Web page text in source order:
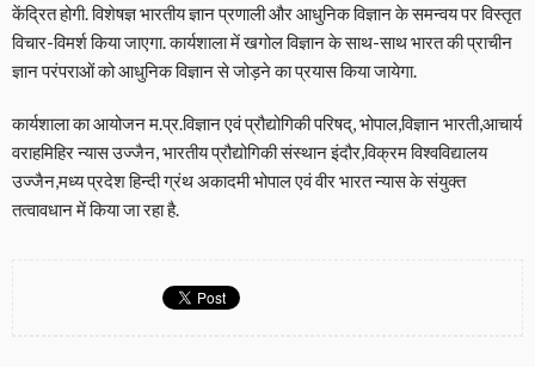
केंद्रित होगी. विशेषज्ञ भारतीय ज्ञान प्रणाली और आधुनिक विज्ञान के समन्वय पर विस्तृत
विचार-विमर्श किया जाएगा. कार्यशाला में खगोल विज्ञान के साथ-साथ भारत की प्राचीन
ज्ञान परंपराओं को आधुनिक विज्ञान से जोड़ने का प्रयास किया जायेगा.
कार्यशाला का आयोजन म.प्र.विज्ञान एवं प्रौद्योगिकी परिषद्, भोपाल,विज्ञान भारती,आचार्य
वराहमिहिर न्यास उज्जैन, भारतीय प्रौद्योगिकी संस्थान इंदौर,विक्रम विश्वविद्यालय
उज्जैन,मध्य प्रदेश हिन्दी ग्रंथ अकादमी भोपाल एवं वीर भारत न्यास के संयुक्त
तत्वावधान में किया जा रहा है.